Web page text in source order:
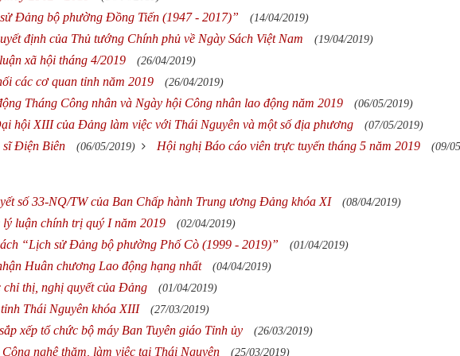
Đảng bộ phường Đồng Tiến (1947 - 2017)” (14/04/2019)
định của Thủ tướng Chính phủ về Ngày Sách Việt Nam (19/04/2019)
xã hội tháng 4/2019 (26/04/2019)
các cơ quan tỉnh năm 2019 (26/04/2019)
Tháng Công nhân và Ngày hội Công nhân lao động năm 2019 (06/05/2019)
hội XIII của Đảng làm việc với Thái Nguyên và một số địa phương (07/05/2019)
sĩ Điện Biên (06/05/2019) Hội nghị Báo cáo viên trực tuyến tháng 5 năm 2019 (09/
số 33-NQ/TW của Ban Chấp hành Trung ương Đảng khóa XI (08/04/2019)
luận chính trị quý I năm 2019 (02/04/2019)
“Lịch sử Đảng bộ phường Phố Cò (1999 - 2019)” (01/04/2019)
Huân chương Lao động hạng nhất (04/04/2019)
thị, nghị quyết của Đảng (01/04/2019)
Thái Nguyên khóa XIII (27/03/2019)
xếp tổ chức bộ máy Ban Tuyên giáo Tỉnh ủy (26/03/2019)
nghệ thăm, làm việc tại Thái Nguyên (25/03/2019)